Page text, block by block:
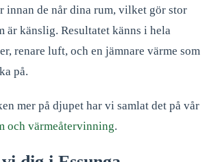
innan de når dina rum, vilket gör stor
är känslig. Resultatet känns i hela
renare luft, och en jämnare värme som
på.
mer på djupet har vi samlat det på vår
och värmeåtervinning.